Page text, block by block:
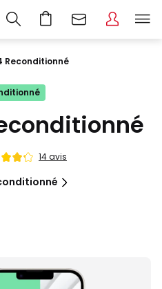
Reconditionné
14 avis
Images